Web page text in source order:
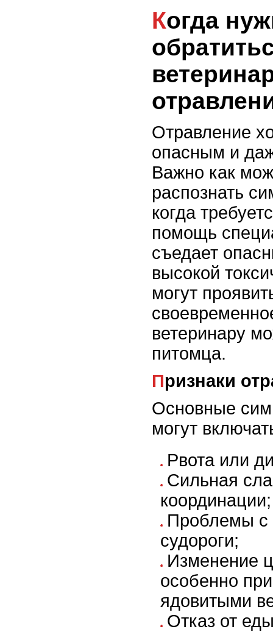
Когда нужно срочно
Отравление
опасным и
Важно как
распознать
когда
помощь
съедает
высокой
могут
ветеринару
питомца.
Признаки
Основные
могут
Рвота или
Сильная
координации;
Проблемы с
судороги;
Изменение
особенно
ядовитыми
Отказ от